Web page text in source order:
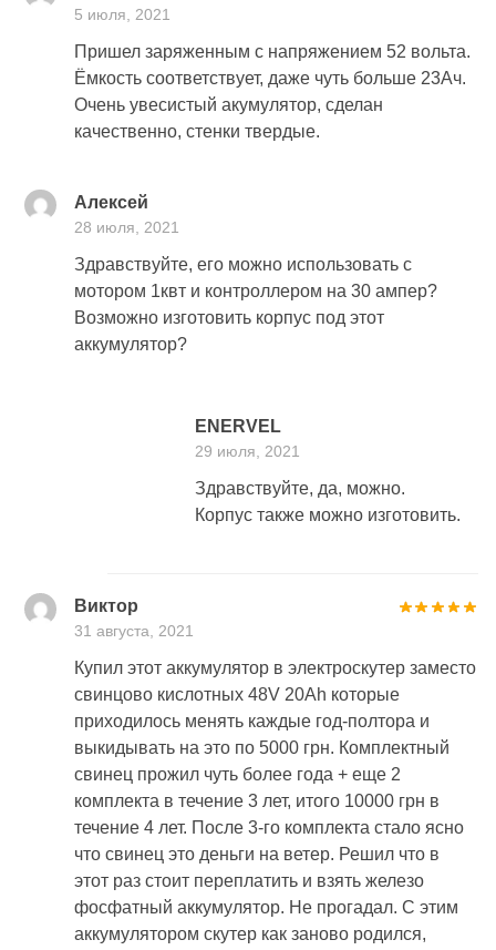
5 июля, 2021
Пришел заряженным с напряжением 52 вольта.
Ёмкость соответствует, даже чуть больше 23Ач.
Очень увесистый акумулятор, сделан
качественно, стенки твердые.
Алексей
28 июля, 2021
Здравствуйте, его можно использовать с
мотором 1квт и контроллером на 30 ампер?
Возможно изготовить корпус под этот
аккумулятор?
ENERVEL
29 июля, 2021
Здравствуйте, да, можно.
Корпус также можно изготовить.
Виктор
31 августа, 2021
Купил этот аккумулятор в электроскутер заместо
свинцово кислотных 48V 20Ah которые
приходилось менять каждые год-полтора и
выкидывать на это по 5000 грн. Комплектный
свинец прожил чуть более года + еще 2
комплекта в течение 3 лет, итого 10000 грн в
течение 4 лет. После 3-го комплекта стало ясно
что свинец это деньги на ветер. Решил что в
этот раз стоит переплатить и взять железо
фосфатный аккумулятор. Не прогадал. С этим
аккумулятором скутер как заново родился,